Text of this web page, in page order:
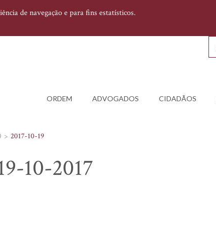
de navegação e para fins estatísticos.
ORDEM ADVOGADOS CIDADÃOS
2017-10-19
10-2017